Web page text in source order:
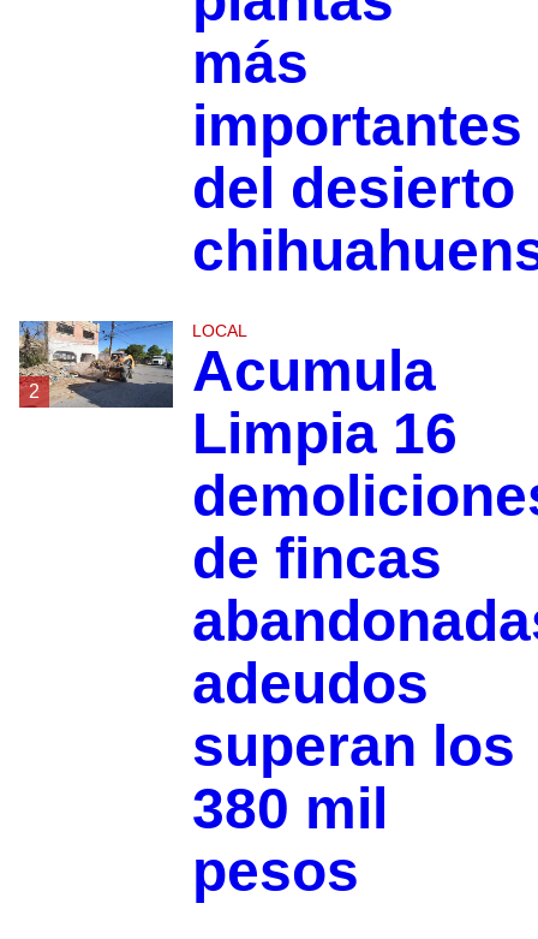
más
importantes
del desierto
2
LOCAL
Acumula
Limpia 16
de fincas
adeudos
superan los
380 mil
pesos